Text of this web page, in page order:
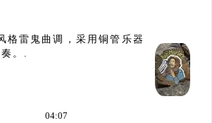
格雷鬼曲调，采用铜管乐器
。.
04:07